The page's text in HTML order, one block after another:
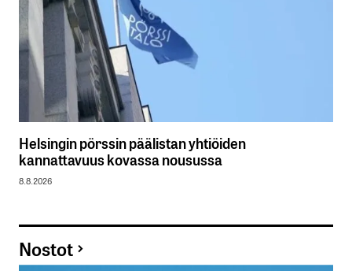
Helsingin pörssin päälistan yhtiöiden
kannattavuus kovassa nousussa
8.8.2026
Nostot